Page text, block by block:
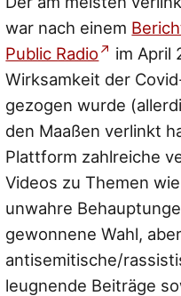
war nach einem
Public Radio
im April
Wirksamkeit der
gezogen wurde
den Maaßen verlinkt
Plattform zahlreiche
Videos zu Themen
unwahre
gewonnene Wahl,
antisemitische/
leugnende Beiträge